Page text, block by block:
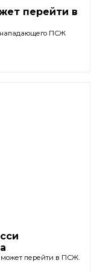
перейти в
нападающего ПСЖ
может перейти в ПСЖ.